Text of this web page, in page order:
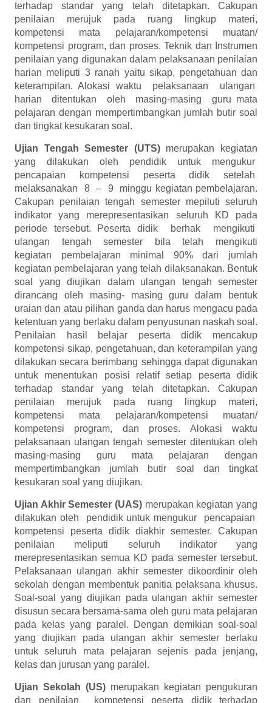
terhadap standar yang telah ditetapkan. Cakupan
penilaian merujuk pada ruang lingkup materi,
kompetensi mata pelajaran/kompetensi muatan/
kompetensi program, dan proses. Teknik dan Instrumen
penilaian yang digunakan dalam pelaksanaan penilaian
harian meliputi 3 ranah yaitu sikap, pengetahuan dan
keterampilan. Alokasi waktu pelaksanaan ulangan
harian ditentukan oleh masing-masing guru mata
pelajaran dengan mempertimbangkan jumlah butir soal
dan tingkat kesukaran soal.
Ujian Tengah Semester (UTS)merupakan kegiatan
yang dilakukan oleh pendidik untuk mengukur
pencapaian kompetensi peserta didik setelah
melaksanakan 8 – 9 minggu kegiatan pembelajaran.
Cakupan penilaian tengah semester mepiluti seluruh
indikator yang merepresentasikan seluruh KD pada
periode tersebut. Peserta didik berhak mengikuti
ulangan tengah semester bila telah mengikuti
kegiatan pembelajaran minimal 90% dari jumlah
kegiatan pembelajaran yang telah dilaksanakan. Bentuk
soal yang diujikan dalam ulangan tengah semester
dirancang oleh masing- masing guru dalam bentuk
uraian dan atau pilihan ganda dan harus mengacu pada
ketentuan yang berlaku dalam penyusunan naskah soal.
Penilaian hasil belajar peserta didik mencakup
kompetensi sikap, pengetahuan, dan keterampilan yang
dilakukan secara berimbang sehingga dapat digunakan
untuk menentukan posisi relatif setiap peserta didik
terhadap standar yang telah ditetapkan. Cakupan
penilaian merujuk pada ruang lingkup materi,
kompetensi mata pelajaran/kompetensi muatan/
kompetensi program, dan proses. Alokasi waktu
pelaksanaan ulangan tengah semester ditentukan oleh
masing-masing guru mata pelajaran dengan
mempertimbangkan jumlah butir soal dan tingkat
kesukaran soal yang diujikan.
Ujian Akhir Semester (UAS) merupakan kegiatan yang
dilakukan oleh pendidik untuk mengukur pencapaian
kompetensi peserta didik diakhir semester. Cakupan
penilaian meliputi seluruh indikator yang
merepresentasikan semua KD pada semester tersebut.
Pelaksanaan ulangan akhir semester dikoordinir oleh
sekolah dengan membentuk panitia pelaksana khusus.
Soal-soal yang diujikan pada ulangan akhir semester
disusun secara bersama-sama oleh guru mata pelajaran
pada kelas yang paralel. Dengan demikian soal-soal
yang diujikan pada ulangan akhir semester berlaku
untuk seluruh mata pelajaran sejenis pada jenjang,
kelas dan jurusan yang paralel.
Ujian Sekolah (US) merupakan kegiatan pengukuran
dan penilaian kompetensi peserta didik terhadap